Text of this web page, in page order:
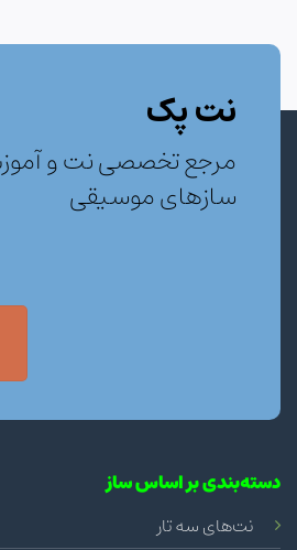
نت پک
مرجع تخصصی نت و
سازهای موسیقی
دسته‌بندی بر اساس ساز
نت‌های سه تار